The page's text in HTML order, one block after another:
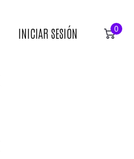
INICIAR SESIÓN 0